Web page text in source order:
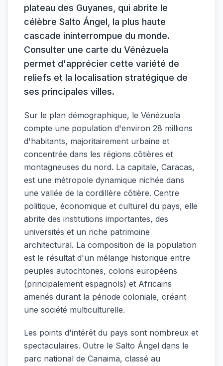
plateau des Guyanes, qui abrite le
célèbre Salto Ángel, la plus haute
cascade ininterrompue du monde.
Consulter une carte du Vénézuela
permet d'apprécier cette variété de
reliefs et la localisation stratégique de
ses principales villes.
Sur le plan démographique, le Vénézuela
compte une population d'environ 28 millions
d'habitants, majoritairement urbaine et
concentrée dans les régions côtières et
montagneuses du nord. La capitale, Caracas,
est une métropole dynamique nichée dans
une vallée de la cordillère côtière. Centre
politique, économique et culturel du pays, elle
abrite des institutions importantes, des
universités et un riche patrimoine
architectural. La composition de la population
est le résultat d'un mélange historique entre
peuples autochtones, colons européens
(principalement espagnols) et Africains
amenés durant la période coloniale, créant
une société multiculturelle.
Les points d'intérêt du pays sont nombreux et
spectaculaires. Outre le Salto Ángel dans le
parc national de Canaima, classé au